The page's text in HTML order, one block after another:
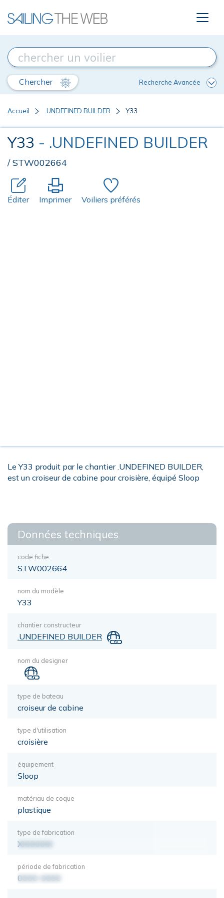
Chercher Recherche Avancée
Accueil .UNDEFINED BUILDER Y33
Y33 - .UNDEFINED BUILDER
/ STW002664
Éditer Imprimer Voiliers préférés
Le Y33 produit par le chantier .UNDEFINED BUILDER,
est un croiseur de cabine pour croisière, équipé Sloop
Données techniques
code fiche
STW002664
nom du modèle
Y33
chantier constructeur
.UNDEFINED BUILDER
nom du designer
type de bateau
croiseur de cabine
type d'utilisation
croisière
équipement
Sloop
matériau de coque
plastique
type de fabrication
XXXXXXX
période de fabrication
0000-0000